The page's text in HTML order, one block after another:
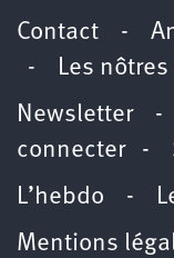
Contact -
- Les nôtres
Newsletter-
connecter-
L’hebdo -
Mentions